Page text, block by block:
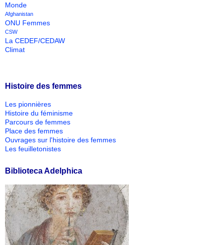
Monde
Afghanistan
ONU Femmes
CSW
La CEDEF/CEDAW
Climat
Histoire des femmes
Les pionnières
Histoire du féminisme
Parcours de femmes
Place des femmes
Ouvrages sur l'histoire des femmes
Les feuilletonistes
Biblioteca Adelphica